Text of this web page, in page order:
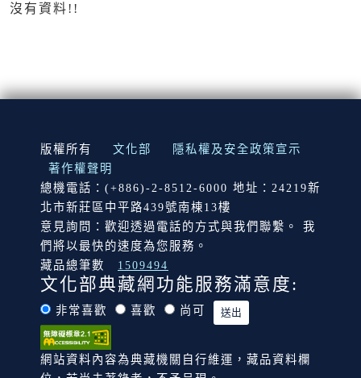
沒有資料!!
:::
版權所有 文化部
隱私權及安全政策宣示
著作權聲明
總機電話：(+886)-2-8512-6000 地址：24219新
北市新莊區中平路439號南棟13樓
意見詢問：歡迎透過電話的方式與我們聯繫。 我
們將以最快的速度為您服務。
藏品總筆數
1509494
文化部典藏網功能服務滿意度:
非常喜歡 喜歡 尚可
網站資料內容為典藏機關自行維運，藏品資料欄